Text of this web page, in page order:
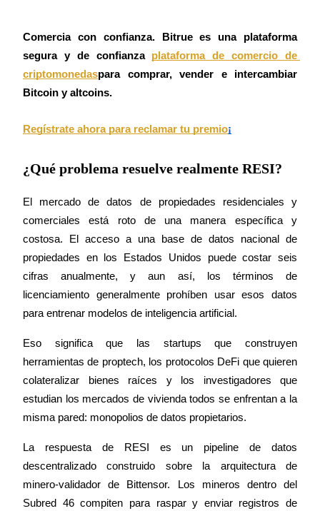
Información
Guía
Guía de inicio de futuros
Estrategias comerciales
Aprenda cómo mantenerse rentable
Comercia con confianza. Bitrue es una plataforma
segura y de confianza
plataforma de comercio de
criptomonedaspara comprar, vender e intercambiar
Bitcoin y altcoins.
Regístrate ahora para reclamar tu premio¡
¿Qué problema resuelve realmente RESI?
El mercado de datos de propiedades residenciales y
comerciales está roto de una manera específica y
costosa. El acceso a una base de datos nacional de
propiedades en los Estados Unidos puede costar seis
cifras anualmente, y aun así, los términos de
licenciamiento generalmente prohíben usar esos datos
para entrenar modelos de inteligencia artificial.
Eso significa que las startups que construyen
herramientas de proptech, los protocolos DeFi que quieren
colateralizar bienes raíces y los investigadores que
estudian los mercados de vivienda todos se enfrentan a la
misma pared: monopolios de datos propietarios.
La respuesta de RESI es un pipeline de datos
descentralizado construido sobre la arquitectura de
minero-validador de Bittensor. Los mineros dentro del
Subred 46 compiten para raspar y enviar registros de